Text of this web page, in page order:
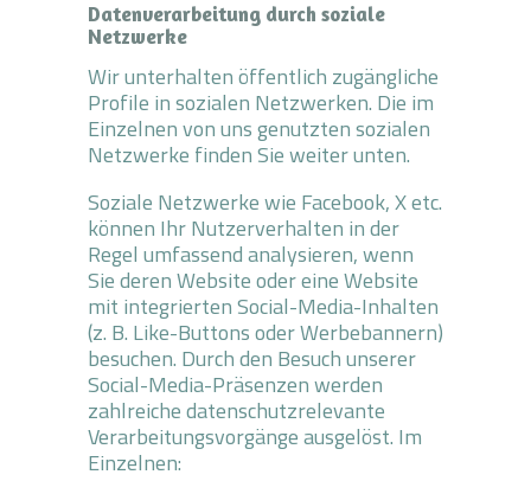
Datenverarbeitung durch soziale
Netzwerke
Wir unterhalten öffentlich zugängliche
Profile in sozialen Netzwerken. Die im
Einzelnen von uns genutzten sozialen
Netzwerke finden Sie weiter unten.
Soziale Netzwerke wie Facebook, X etc.
können Ihr Nutzerverhalten in der
Regel umfassend analysieren, wenn
Sie deren Website oder eine Website
mit integrierten Social-Media-Inhalten
(z. B. Like-Buttons oder Werbebannern)
besuchen. Durch den Besuch unserer
Social-Media-Präsenzen werden
zahlreiche datenschutzrelevante
Verarbeitungsvorgänge ausgelöst. Im
Einzelnen: